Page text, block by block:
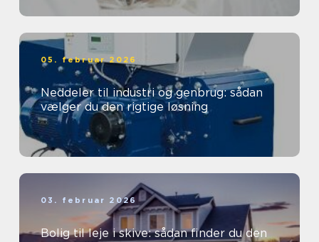
05. februar 2026
Neddeler til industri og genbrug: sådan
vælger du den rigtige løsning
03. februar 2026
Bolig til leje i skive: sådan finder du den